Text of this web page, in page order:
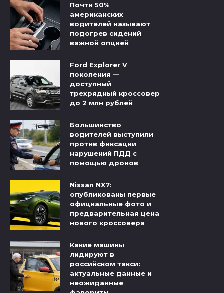
Почти 50%
американских
водителей называют
подогрев сидений
важной опцией
Ford Explorer V
поколения —
доступный
трехрядный кроссовер
до 2 млн рублей
Большинство
водителей выступили
против фиксации
нарушений ПДД с
помощью дронов
Nissan NX7:
опубликованы первые
официальные фото и
предварительная цена
нового кроссовера
Какие машины
лидируют в
российском такси:
актуальные данные и
неожиданные